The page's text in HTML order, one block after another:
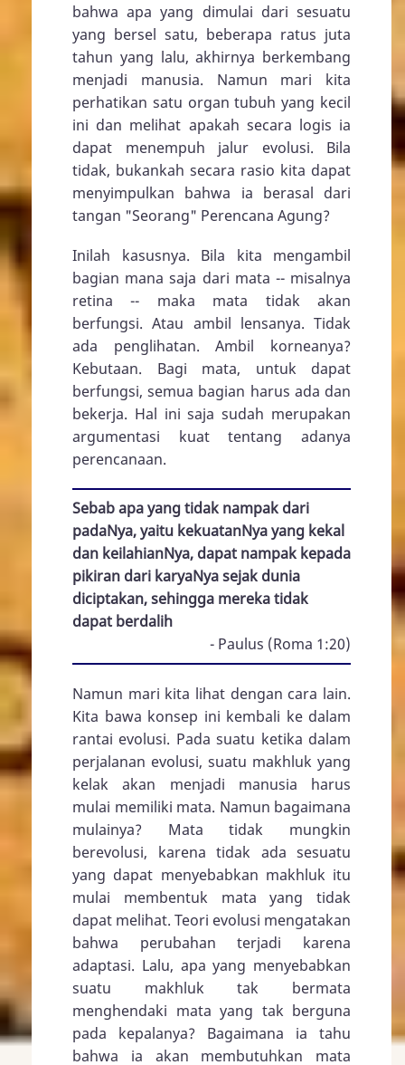
bahwa apa yang dimulai dari sesuatu
yang bersel satu, beberapa ratus juta
tahun yang lalu, akhirnya berkembang
menjadi manusia. Namun mari kita
perhatikan satu organ tubuh yang kecil
ini dan melihat apakah secara logis ia
dapat menempuh jalur evolusi. Bila
tidak, bukankah secara rasio kita dapat
menyimpulkan bahwa ia berasal dari
tangan "Seorang" Perencana Agung?
Inilah kasusnya. Bila kita mengambil
bagian mana saja dari mata -- misalnya
retina -- maka mata tidak akan
berfungsi. Atau ambil lensanya. Tidak
ada penglihatan. Ambil korneanya?
Kebutaan. Bagi mata, untuk dapat
berfungsi, semua bagian harus ada dan
bekerja. Hal ini saja sudah merupakan
argumentasi kuat tentang adanya
perencanaan.
Sebab apa yang tidak nampak dari
padaNya, yaitu kekuatanNya yang kekal
dan keilahianNya, dapat nampak kepada
pikiran dari karyaNya sejak dunia
diciptakan, sehingga mereka tidak
dapat berdalih
- Paulus (Roma 1:20)
Namun mari kita lihat dengan cara lain.
Kita bawa konsep ini kembali ke dalam
rantai evolusi. Pada suatu ketika dalam
perjalanan evolusi, suatu makhluk yang
kelak akan menjadi manusia harus
mulai memiliki mata. Namun bagaimana
mulainya? Mata tidak mungkin
berevolusi, karena tidak ada sesuatu
yang dapat menyebabkan makhluk itu
mulai membentuk mata yang tidak
dapat melihat. Teori evolusi mengatakan
bahwa perubahan terjadi karena
adaptasi. Lalu, apa yang menyebabkan
suatu makhluk tak bermata
menghendaki mata yang tak berguna
pada kepalanya? Bagaimana ia tahu
bahwa ia akan membutuhkan mata